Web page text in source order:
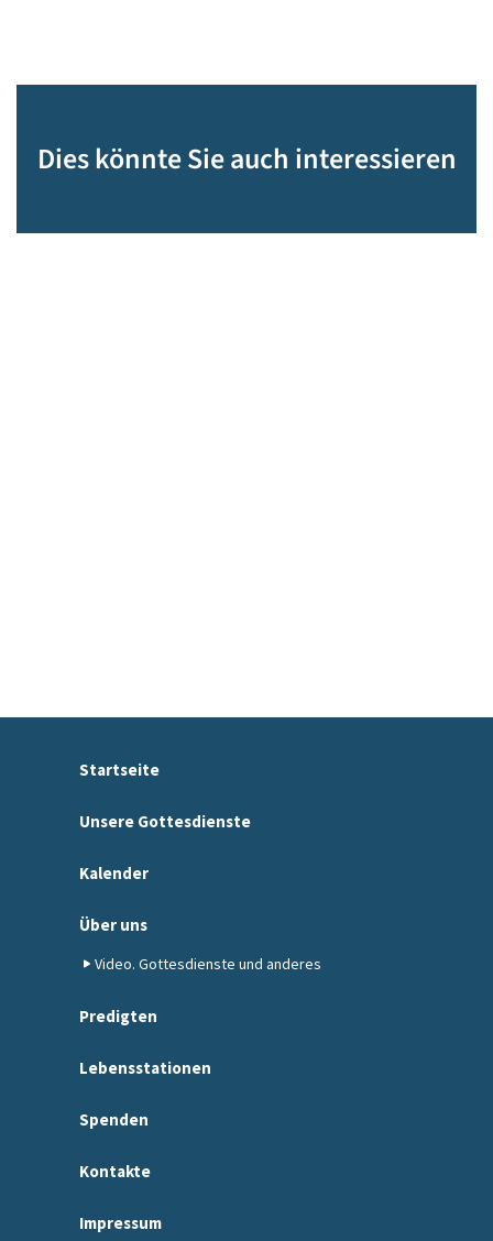
Dies könnte Sie auch interessieren
Startseite
Unsere Gottesdienste
Kalender
Über uns
Video. Gottesdienste und anderes
Predigten
Lebensstationen
Spenden
Kontakte
Impressum